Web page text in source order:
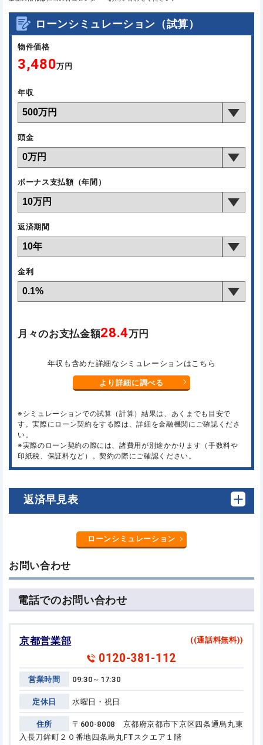
ローンシミュレーション（試算）
物件価格
3,480万円
年収
頭金
ボーナス支払額（年間）
返済期間
金利
月々のお支払金額28.4万円
年収も含めた詳細なシミュレーションはこちら
より詳細に調べる
※シミュレーションでの試算（計算）結果は、あくまでも目安で
す。実際にローン契約をする際は、詳細を金融機関にご確認くださ
い。
※実際のローン契約の際には、諸費用が別途かかります（手数料や
印紙税、保証料など）。契約の際にご確認ください。
返済早見表
ローンシミュレーション
お問い合わせ
電話でのお問い合わせ
京都営業部 ((通話料無料))
0120-381-112
営業時間 09:30～17:30
定休日 水曜日・祝日
住所
〒600-8008 京都府京都市下京区四条通烏丸東
入長刀鉾町２０番地四条烏丸FTスクエア１階